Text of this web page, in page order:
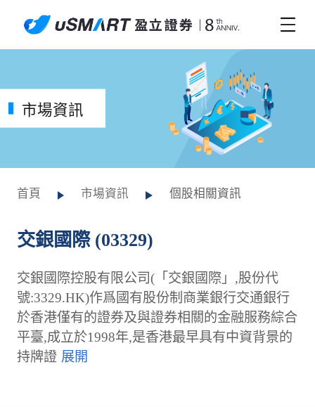
市場資訊
首頁 市場資訊 個股相關資訊
交銀國際 (03329)
交銀國際控股有限公司(「交銀國際」,股份代
號:3329.HK)作爲國有股份制商業銀行交通銀行
於香港僅有的證券及與證券相關的金融服務綜合
平臺,成立於1998年,是香港最早具有中資背景的
持牌證